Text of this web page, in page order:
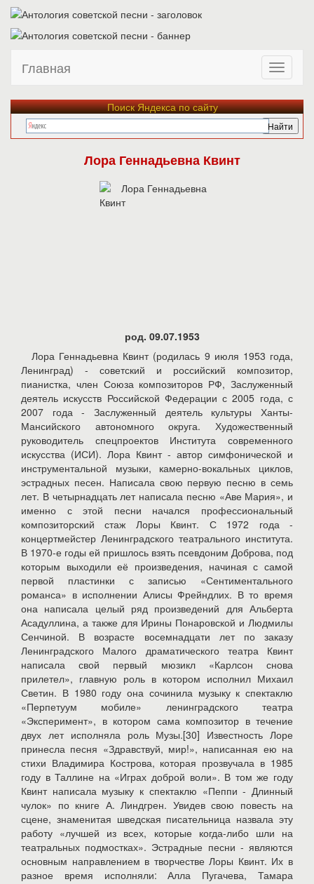
Главная
Поиск Яндекса по сайту
Лора Геннадьевна Квинт
род. 09.07.1953
Лора Геннадьевна Квинт (родилась 9 июля 1953 года,
Ленинград) - советский и российский композитор,
пианистка, член Союза композиторов РФ, Заслуженный
деятель искусств Российской Федерации с 2005 года, с
2007 года - Заслуженный деятель культуры Ханты-
Мансийского автономного округа. Художественный
руководитель спецпроектов Института современного
искусства (ИСИ). Лора Квинт - автор симфонической и
инструментальной музыки, камерно-вокальных циклов,
эстрадных песен. Написала свою первую песню в семь
лет. В четырнадцать лет написала песню «Аве Мария», и
именно с этой песни начался профессиональный
композиторский стаж Лоры Квинт. С 1972 года -
концертмейстер Ленинградского театрального института.
В 1970-е годы ей пришлось взять псевдоним Доброва, под
которым выходили её произведения, начиная с самой
первой пластинки с записью «Сентиментального
романса» в исполнении Алисы Фрейндлих. В то время
она написала целый ряд произведений для Альберта
Асадуллина, а также для Ирины Понаровской и Людмилы
Сенчиной. В возрасте восемнадцати лет по заказу
Ленинградского Малого драматического театра Квинт
написала свой первый мюзикл «Карлсон снова
прилетел», главную роль в котором исполнил Михаил
Светин. В 1980 году она сочинила музыку к спектаклю
«Перпетуум мобиле» ленинградского театра
«Эксперимент», в котором сама композитор в течение
двух лет исполняла роль Музы.[30] Известность Лоре
принесла песня «Здравствуй, мир!», написанная ею на
стихи Владимира Кострова, которая прозвучала в 1985
году в Таллине на «Играх доброй воли». В том же году
Квинт написала музыку к спектаклю «Пеппи - Длинный
чулок» по книге А. Линдгрен. Увидев свою повесть на
сцене, знаменитая шведская писательница назвала эту
работу «лучшей из всех, которые когда-либо шли на
театральных подмостках». Эстрадные песни - являются
основным направлением в творчестве Лоры Квинт. Их в
разное время исполняли: Алла Пугачева, Тамара